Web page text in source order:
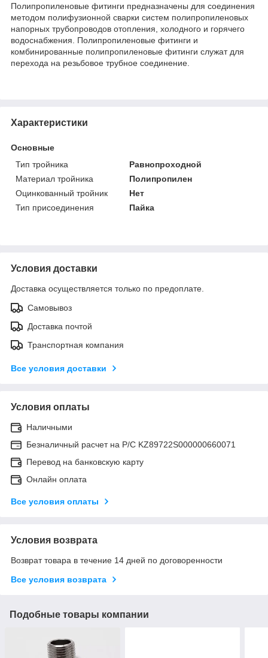
Полипропиленовые фитинги предназначены для соединения
методом полифузионной сварки систем полипропиленовых
напорных трубопроводов отопления, холодного и горячего
водоснабжения. Полипропиленовые фитинги и
комбинированные полипропиленовые фитинги служат для
перехода на резьбовое трубное соединение.
Характеристики
Основные
Тип тройника
Равнопроходной
Материал тройника
Полипропилен
Оцинкованный тройник
Нет
Тип присоединения
Пайка
Условия доставки
Доставка осуществляется только по предоплате.
Самовывоз
Доставка почтой
Транспортная компания
Все условия доставки
Условия оплаты
Наличными
Безналичный расчет на Р/С KZ89722S000000660071
Перевод на банковскую карту
Онлайн оплата
Все условия оплаты
Условия возврата
Возврат товара в течение 14 дней по договоренности
Все условия возврата
Подобные товары компании